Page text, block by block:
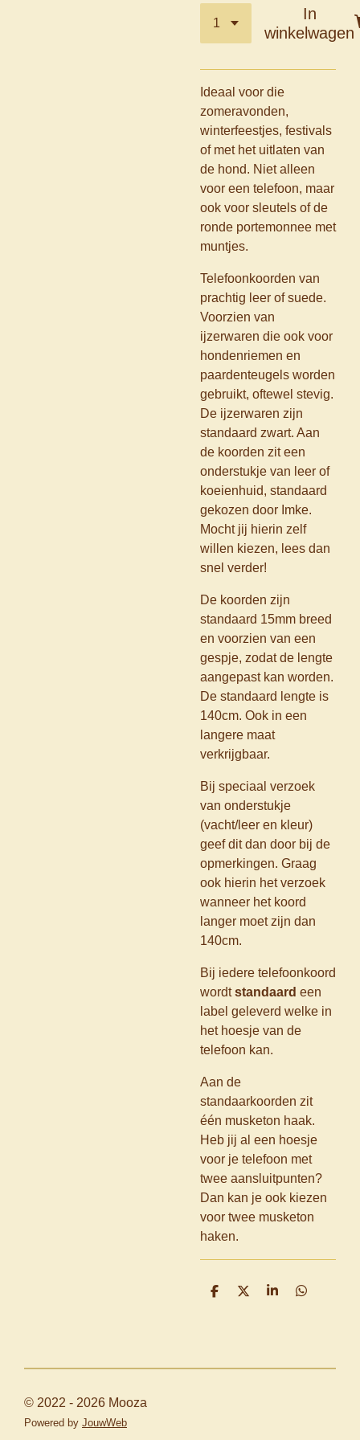
In
winkelwagen
Ideaal voor die
zomeravonden,
winterfeestjes, festivals
of met het uitlaten van
de hond. Niet alleen
voor een telefoon, maar
ook voor sleutels of de
ronde portemonnee met
muntjes.
Telefoonkoorden van
prachtig leer of suede.
Voorzien van
ijzerwaren die ook voor
hondenriemen en
paardenteugels worden
gebruikt, oftewel stevig.
De ijzerwaren zijn
standaard zwart. Aan
de koorden zit een
onderstukje van leer of
koeienhuid, standaard
gekozen door Imke.
Mocht jij hierin zelf
willen kiezen, lees dan
snel verder!
De koorden zijn
standaard 15mm breed
en voorzien van een
gespje, zodat de lengte
aangepast kan worden.
De standaard lengte is
140cm. Ook in een
langere maat
verkrijgbaar.
Bij speciaal verzoek
van onderstukje
(vacht/leer en kleur)
geef dit dan door bij de
opmerkingen. Graag
ook hierin het verzoek
wanneer het koord
langer moet zijn dan
140cm.
Bij iedere telefoonkoord
wordtstandaard een
label geleverd welke in
het hoesje van de
telefoon kan.
Aan de
standaarkoorden zit
één musketon haak.
Heb jij al een hoesje
voor je telefoon met
twee aansluitpunten?
Dan kan je ook kiezen
voor twee musketon
haken.
D
D
S
D
© 2022 - 2026 Mooza
Powered by JouwWeb